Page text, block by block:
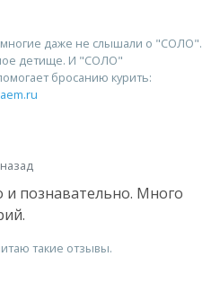
даже не слышали о "СОЛО".
детище. И "СОЛО"
бросанию курить:
и познавательно. Много
такие отзывы.